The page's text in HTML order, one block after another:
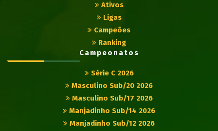
Ativos
Ligas
Campeões
Ranking
Campeonatos
Série C 2026
Masculino Sub/20 2026
Masculino Sub/17 2026
Manjadinho Sub/14 2026
Manjadinho Sub/12 2026